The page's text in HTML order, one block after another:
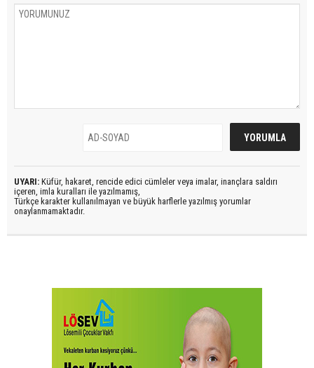
UYARI: Küfür, hakaret, rencide edici cümleler veya imalar, inançlara saldırı
içeren, imla kuralları ile yazılmamış,
Türkçe karakter kullanılmayan ve büyük harflerle yazılmış yorumlar
onaylanmamaktadır.